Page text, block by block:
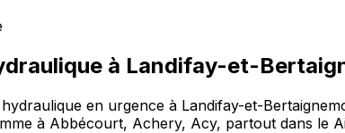
à Landifay-et-
en urgence à Landifay-et-
à Abbécourt, Achery, Acy, partout dans le